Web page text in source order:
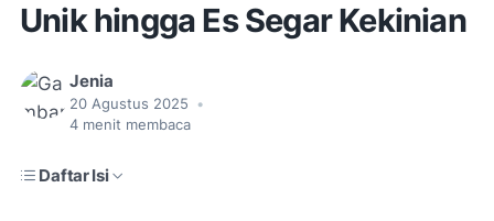
Unik hingga Es Segar Kekinian
Jenia
20 Agustus 2025
•
4 menit membaca
Daftar Isi